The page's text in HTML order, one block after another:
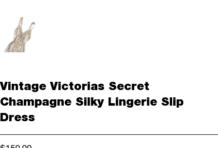
Vintage Victorias Secret
Champagne Silky Lingerie Slip
Dress